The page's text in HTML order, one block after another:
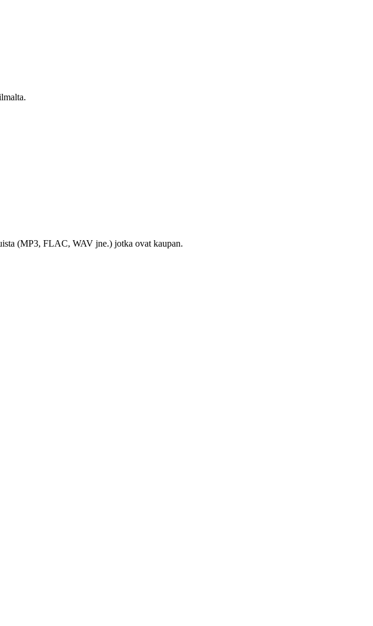
(MP3, FLAC, WAV jne.) jotka ovat kaupan.